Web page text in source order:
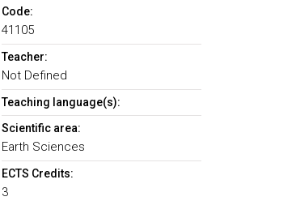
Code:
41105
Teacher:
Not Defined
Teaching language(s):
Scientific area:
Earth Sciences
ECTS Credits:
3